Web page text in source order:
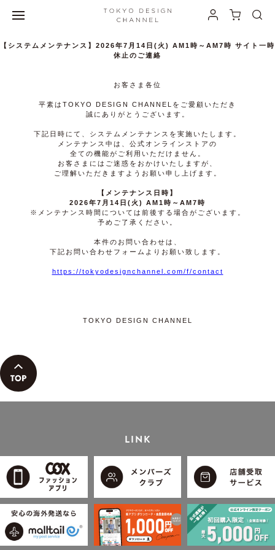
【システムメンテナンス】2026年7月14日(火) AM1時～AM7時 サイト一時
休止のご連絡
お客さま各位
平素はTOKYO DESIGN CHANNELをご愛顧いただき
誠にありがとうございます。
下記日時にて、システムメンテナンスを実施いたします。
メンテナンス中は、公式オンラインストアの
全ての機能がご利用いただけません。
お客さまにはご迷惑をおかけいたしますが、
ご理解いただきますようお願い申し上げます。
【メンテナンス日時】
2026年7月14日(火) AM1時～AM7時
※メンテナンス時間については前後する場合がございます。
予めご了承ください。
本件のお問い合わせは、
下記お問い合わせフォームよりお願い致します。
https://tokyodesignchannel.com/f/contact
TOKYO DESIGN CHANNEL
LINK